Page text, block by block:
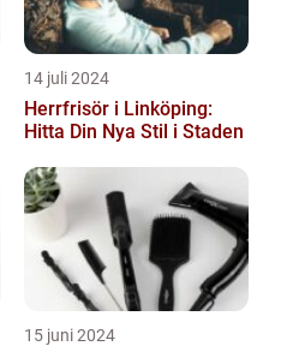
14 juli 2024
Herrfrisör i Linköping:
Hitta Din Nya Stil i Staden
15 juni 2024